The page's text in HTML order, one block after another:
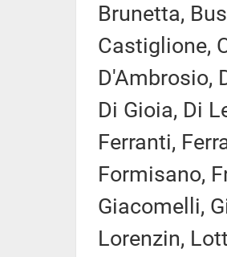
Brunetta,
Castiglione,
D'Ambrosio,
Di Gioia, Di
Ferranti,
Formisano,
Giacomelli,
Lorenzin,